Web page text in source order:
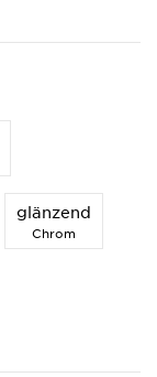
glänzend
Chrom